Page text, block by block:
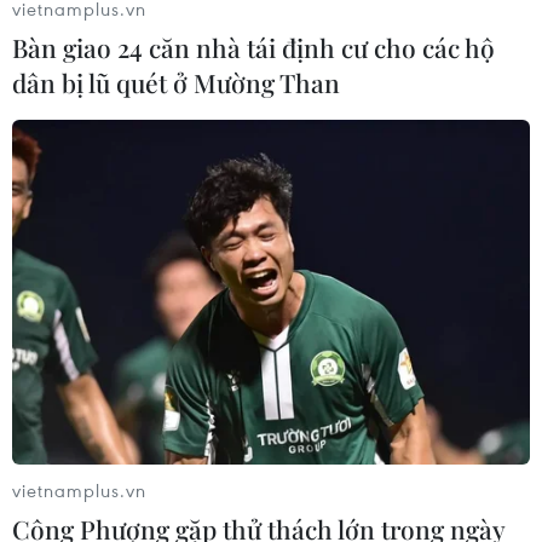
thương tích giai đoạn 2026-2030
04/08/2026 07:41
Hệ thống y tế đa cực, đưa y tế đến
gần dân
Bộ Y tế đề xuất 8 nhóm chính sách
trong sửa đổi Luật hiến, ghép mô,
tạng
03/08/2026 14:44
Quảng Ninh chấm dứt cơ sở giết mổ
vietnamplus.vn
Bàn giao 24 căn nhà tái định cư cho các hộ
dân bị lũ quét ở Mường Than
vietnamplus.vn
Công Phượng gặp thử thách lớn trong ngày